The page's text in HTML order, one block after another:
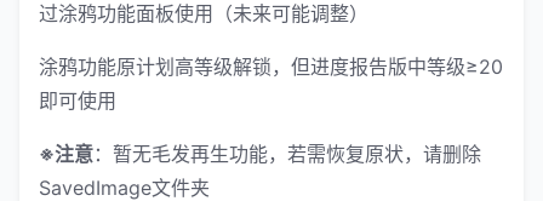
过涂鸦功能面板使用（未来可能调整）
涂鸦功能原计划高等级解锁，但进度报告版中等级≥20
即可使用
※注意：暂无毛发再生功能，若需恢复原状，请删除
SavedImage文件夹